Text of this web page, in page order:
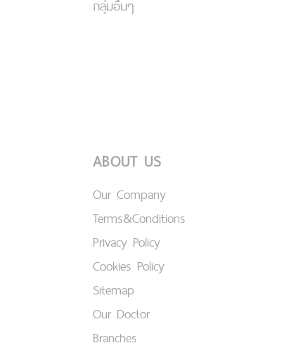
กลุ่มอื่นๆ
ABOUT US
Our Company
Terms&Conditions
Privacy Policy
Cookies Policy
Sitemap
Our Doctor
Branches